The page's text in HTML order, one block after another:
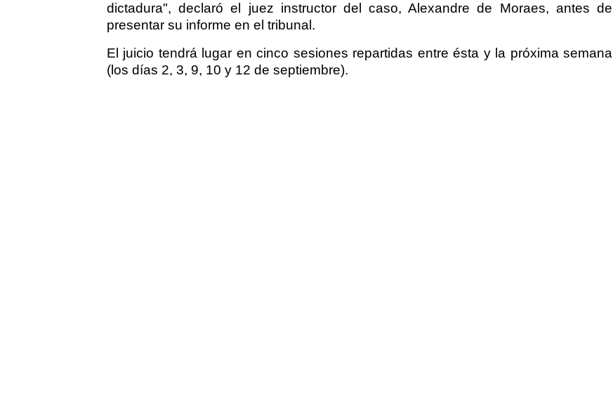
dictadura", declaró el juez instructor del caso, Alexandre de Moraes, antes de
presentar su informe en el tribunal.
El juicio tendrá lugar en cinco sesiones repartidas entre ésta y la próxima semana
(los días 2, 3, 9, 10 y 12 de septiembre).